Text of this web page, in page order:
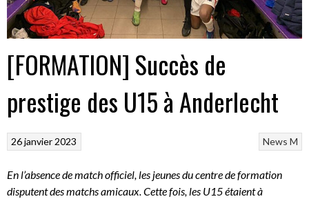
[FORMATION] Succès de
prestige des U15 à Anderlecht
News M
26 janvier 2023
En l’absence de match officiel, les jeunes du centre de formation
disputent des matchs amicaux. Cette fois, les U15 étaient à